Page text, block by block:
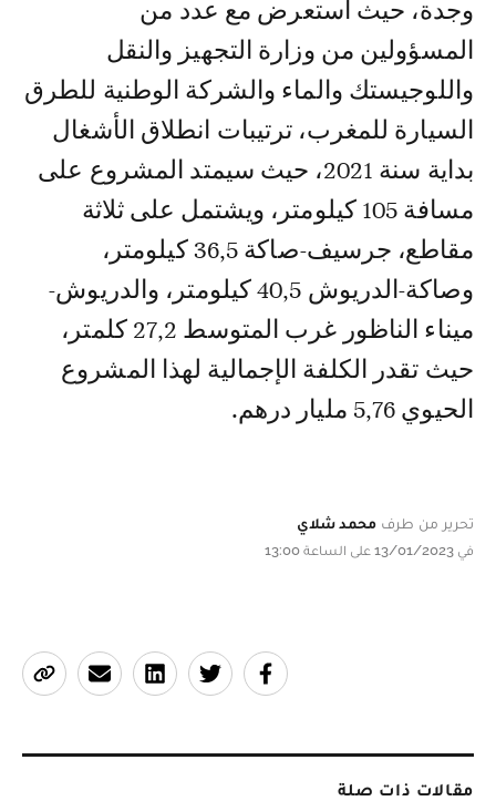
وجدة، حيث استعرض مع عدد من
المسؤولين من وزارة التجهيز والنقل
واللوجيستك والماء والشركة الوطنية للطرق
السيارة للمغرب، ترتيبات انطلاق الأشغال
بداية سنة 2021، حيث سيمتد المشروع على
مسافة 105 كيلومتر، ويشتمل على ثلاثة
مقاطع، جرسيف-صاكة 36,5 كيلومتر،
وصاكة-الدريوش 40,5 كيلومتر، والدريوش-
ميناء الناظور غرب المتوسط 27,2 كلمتر،
حيث تقدر الكلفة الإجمالية لهذا المشروع
الحيوي 5,76 مليار درهم.
تحرير من طرف محمد شلاي
في 13/01/2023 على الساعة 13:00
مقالات ذات صلة